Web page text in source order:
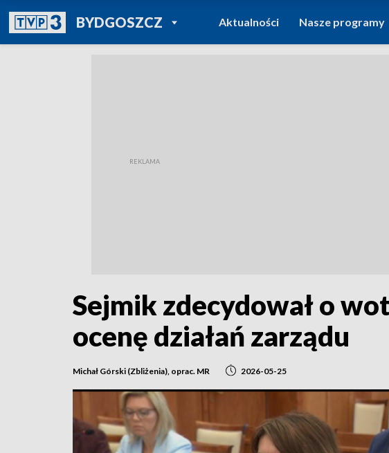
BYDGOSZCZPOWRÓT DO
TVP REGIONY
Aktualności Nasze programy
Sejmik zdecydował o
ocenę działań zarządu
Michał Górski (Zbliżenia), oprac. MR 2026-05-25